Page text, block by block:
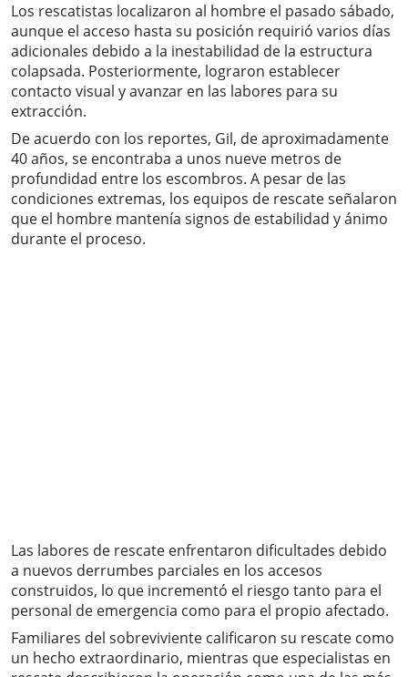
Los rescatistas localizaron al hombre el pasado sábado,
aunque el acceso hasta su posición requirió varios días
adicionales debido a la inestabilidad de la estructura
colapsada. Posteriormente, lograron establecer
contacto visual y avanzar en las labores para su
extracción.
De acuerdo con los reportes, Gil, de aproximadamente
40 años, se encontraba a unos nueve metros de
profundidad entre los escombros. A pesar de las
condiciones extremas, los equipos de rescate señalaron
que el hombre mantenía signos de estabilidad y ánimo
durante el proceso.
Las labores de rescate enfrentaron dificultades debido
a nuevos derrumbes parciales en los accesos
construidos, lo que incrementó el riesgo tanto para el
personal de emergencia como para el propio afectado.
Familiares del sobreviviente calificaron su rescate como
un hecho extraordinario, mientras que especialistas en